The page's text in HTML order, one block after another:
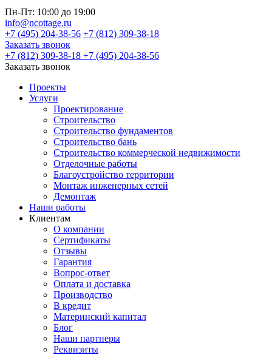
Пн-Пт: 10:00 до 19:00
info@ncottage.ru
+7 (495) 204-38-56 +7 (812) 309-38-18
Заказать звонок
+7 (812) 309-38-18 +7 (495) 204-38-56
Заказать звонок
Проекты
Услуги
Проектирование
Строительство
Строительство фундаментов
Строительство бань
Строительство коммерческой недвижимости
Отделочные работы
Благоустройство территории
Монтаж инженерных сетей
Демонтаж
Наши работы
Клиентам
О компании
Сертификаты
Отзывы
Гарантия
Вопрос-ответ
Оплата и доставка
Производство
В кредит
Материнский капитал
Блог
Наши партнеры
Реквизиты